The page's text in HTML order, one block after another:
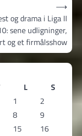
og drama i Liga II
sene udligninger,
og et firmålsshow
⟶
L
S
1
2
8
9
15
16